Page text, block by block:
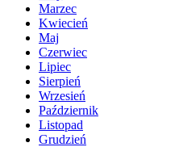
Marzec
Kwiecień
Maj
Czerwiec
Lipiec
Sierpień
Wrzesień
Październik
Listopad
Grudzień